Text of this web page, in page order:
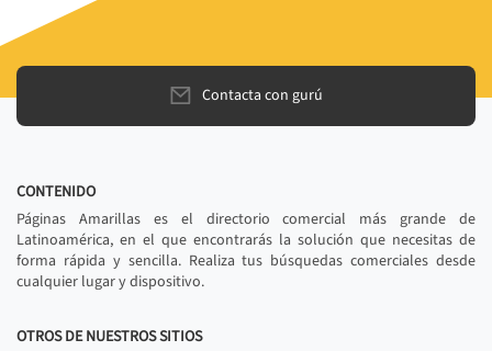
Contacta con gurú
CONTENIDO
Páginas Amarillas es el directorio comercial más grande de
Latinoamérica, en el que encontrarás la solución que necesitas de
forma rápida y sencilla. Realiza tus búsquedas comerciales desde
cualquier lugar y dispositivo.
OTROS DE NUESTROS SITIOS